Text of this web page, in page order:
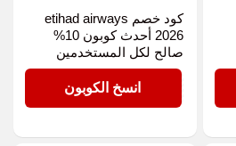
كود خصم etihad airways
2026 أحدث كوبون 10%
صالح لكل المستخدمين
ET96انسخ الكوبون